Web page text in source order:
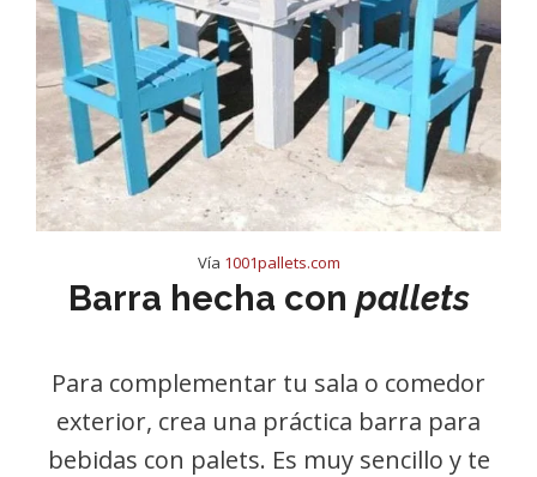
Vía 1001pallets.com
Barra hecha conpallets
Para complementar tu sala o comedor
exterior, crea una práctica barra para
bebidas con palets. Es muy sencillo y te